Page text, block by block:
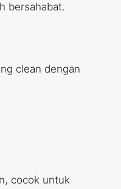
bersahabat.
clean dengan
cocok untuk